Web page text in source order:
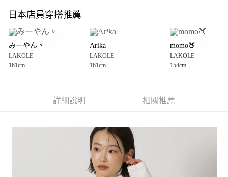
全盈+PAY
大哥付你分期
【大哥付你分期使用說明】
1.本服務由台灣大哥大提供，台灣大哥大用戶可立即使用無須另外申請。
2.付款方式選擇「大哥付你分期」，訂單成立後會自動跳轉到大哥付的交易
3.實際核准額度、可分期數及費用金額請依後續交易確認頁面所載為準。
4.訂單成立30分鐘內，如未前往確認交易或遇審核未通過，訂單將自動取
1.分期款項不併入電信帳單，「大哥付你分期」於每月結算日後寄送繳費提
2.透過簡訊連結打開帳單後，可選擇「超商條碼／台灣大直營門市／銀行轉
帳／街口支付／iPASS MONEY」等通路繳費。
AFTEE先享後付
３．安心：先確認商品／服務後，再付款。
【「AFTEE先享後付」結帳流程】
１．於結帳方式選擇「AFTEE先享後付」後，將跳轉至「AFTEE先享後付」
結帳頁面，進行簡訊認證並確認金額後，即可完成結帳。
２．訂單成立數日內，您將收到繳費通知簡訊。
每筆NT$80，滿NT$888(含以上)免運費
每筆NT$80，滿NT$888(含以上)免運費
日本店員穿搭推薦
みーやん。
LAKOLE
161cm
Arika
LAKOLE
161cm
momo🍑
LAKOLE
154cm
詳細說明 相關推薦